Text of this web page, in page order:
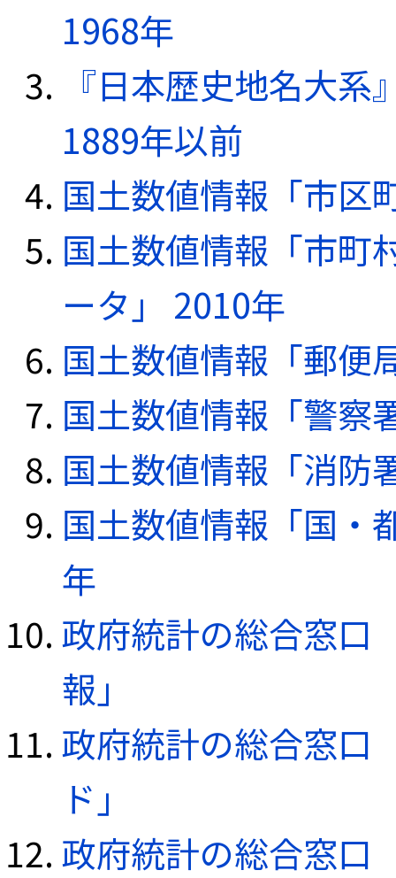
1968年
『日本歴史地名大
1889年以前
国土数値情報「市区
国土数値情報「市町
ータ」 2010年
国土数値情報「郵便
国土数値情報「警察
国土数値情報「消防
国土数値情報「国・
年
政府統計の総合窓口
報」
政府統計の総合窓口
ド」
政府統計の総合窓口